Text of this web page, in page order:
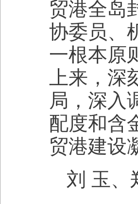
贸港全岛
协委员、
一根本原
上来，
局，深入
配度和含
贸港建设
刘 玉、